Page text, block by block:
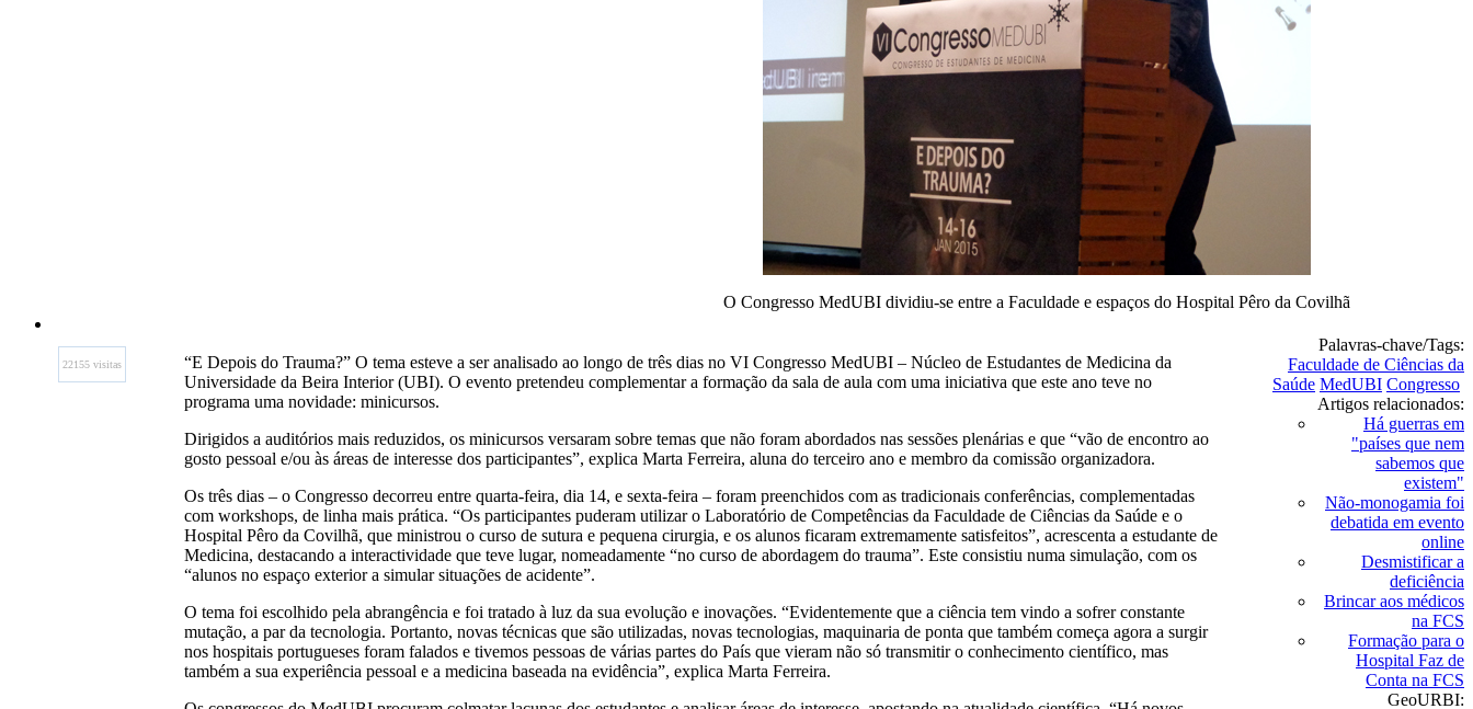
O Congresso MedUBI dividiu-se entre a Faculdade e espaços do Hospital Pêro da Covilhã
22155 visitas
“E Depois do Trauma?” O tema esteve a ser analisado ao longo de três dias no VI Congresso MedUBI – Núcleo de Estudantes de Medicina da
Universidade da Beira Interior (UBI). O evento pretendeu complementar a formação da sala de aula com uma iniciativa que este ano teve no
programa uma novidade: minicursos.
Dirigidos a auditórios mais reduzidos, os minicursos versaram sobre temas que não foram abordados nas sessões plenárias e que “vão de encontro ao
gosto pessoal e/ou às áreas de interesse dos participantes”, explica Marta Ferreira, aluna do terceiro ano e membro da comissão organizadora.
Os três dias – o Congresso decorreu entre quarta-feira, dia 14, e sexta-feira – foram preenchidos com as tradicionais conferências, complementadas
com workshops, de linha mais prática. “Os participantes puderam utilizar o Laboratório de Competências da Faculdade de Ciências da Saúde e o
Hospital Pêro da Covilhã, que ministrou o curso de sutura e pequena cirurgia, e os alunos ficaram extremamente satisfeitos”, acrescenta a estudante de
Medicina, destacando a interactividade que teve lugar, nomeadamente “no curso de abordagem do trauma”. Este consistiu numa simulação, com os
“alunos no espaço exterior a simular situações de acidente”.
O tema foi escolhido pela abrangência e foi tratado à luz da sua evolução e inovações. “Evidentemente que a ciência tem vindo a sofrer constante
mutação, a par da tecnologia. Portanto, novas técnicas que são utilizadas, novas tecnologias, maquinaria de ponta que também começa agora a surgir
nos hospitais portugueses foram falados e tivemos pessoas de várias partes do País que vieram não só transmitir o conhecimento científico, mas
também a sua experiência pessoal e a medicina baseada na evidência”, explica Marta Ferreira.
Palavras-chave/Tags:
Faculdade de Ciências da
Saúde MedUBI Congresso
Artigos relacionados:
Há guerras em
"países que nem
sabemos que
existem"
Não-monogamia foi
debatida em evento
online
Desmistificar a
deficiência
Brincar aos médicos
na FCS
Formação para o
Hospital Faz de
Conta na FCS
GeoURBI: